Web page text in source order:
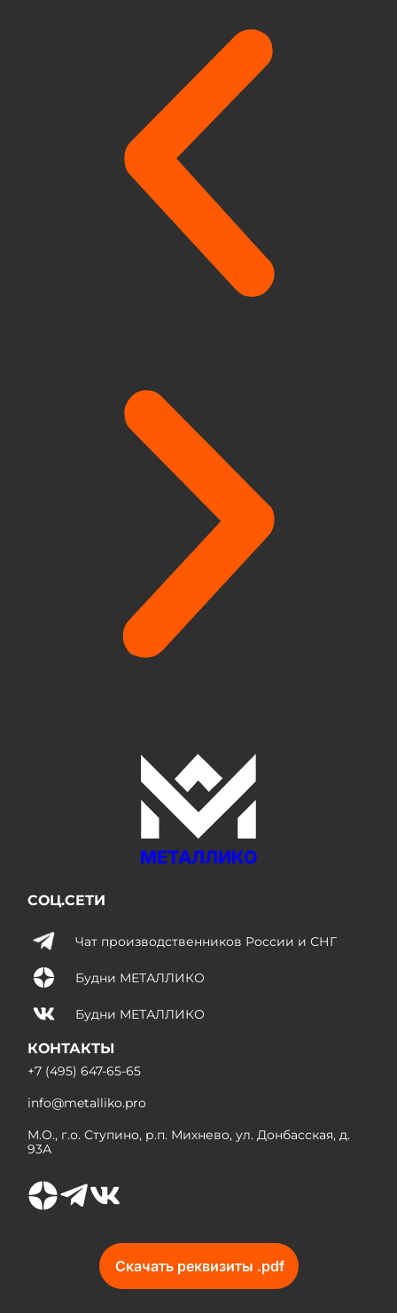
МЕТАЛЛИКО
СОЦ.СЕТИ
Чат производственников России и СНГ
Будни МЕТАЛЛИКО
Будни МЕТАЛЛИКО
КОНТАКТЫ
+7 (495) 647-65-65
info@metalliko.pro
М.О., г.о. Ступино, р.п. Михнево, ул. Донбасская, д.
93А
Скачать реквизиты .pdf